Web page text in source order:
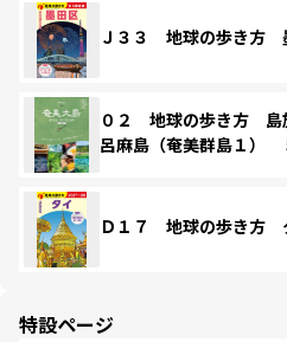
Ｊ３３ 地球の歩き方
０２ 地球の歩き方
呂麻島（奄美群島１）
Ｄ１７ 地球の歩き方
特設ページ